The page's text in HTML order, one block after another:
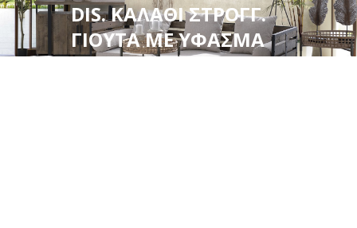
DIS. ΚΑΛΑΘΙ ΣΤΡΟΓΓ.
ΓΙΟΥΤΑ ΜΕ ΥΦΑΣΜΑ
JUTE/COTTON 24X7EK